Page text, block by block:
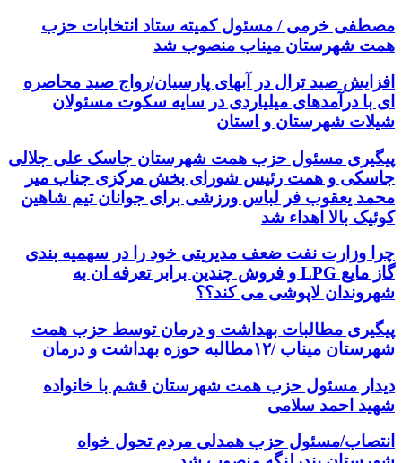
مصطفی خرمی / مسئول کمیته ستاد انتخابات حزب
همت شهرستان میناب منصوب شد
افزایش صید ترال در آبهای پارسیان/رواج صید محاصره
ای با درآمدهای میلیاردی در سایه سکوت مسئولان
شیلات شهرستان و استان
پیگیری مسئول حزب همت شهرستان جاسک علی جلالی
جاسکی و همت رئیس شورای بخش مرکزی جناب میر
محمد یعقوب فر لباس ورزشی برای جوانان تیم شاهین
کوئیک بالا اهداء شد
چرا وزارت نفت ضعف مدیریتی خود را در سهمیه بندی
گاز مایع LPG و فروش چندین برابر تعرفه ان به
شهروندان لاپوشی می کند؟؟
پیگیری مطالبات بهداشت و درمان توسط حزب همت
شهرستان میناب /۱۲مطالبه حوزه بهداشت و درمان
دیدار مسئول حزب همت شهرستان قشم با خانواده
شهید احمد سلامی
انتصاب/مسئول حزب همدلی مردم تحول خواه